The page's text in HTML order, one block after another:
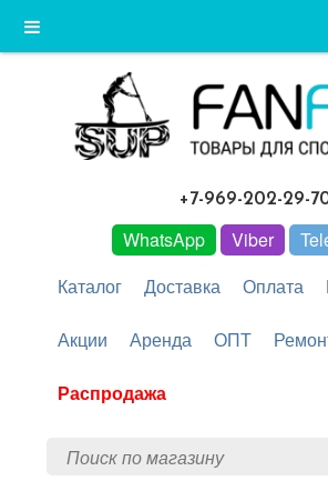
+7-969-202-29-
WhatsApp Viber
Каталог
Доставка Оплата
Акции Аренда ОПТ
Распродажа